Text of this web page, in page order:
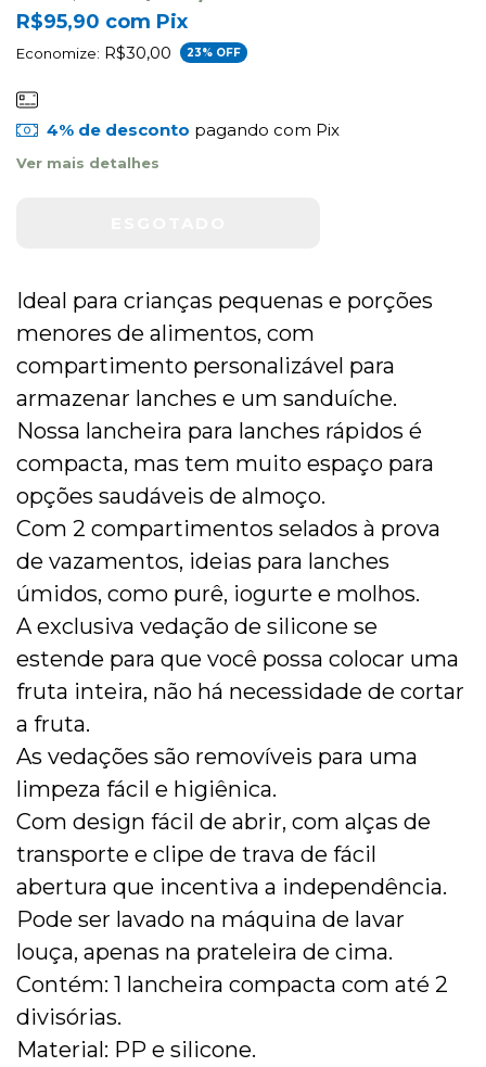
R$95,90 com Pix
Economize: R$30,00 23% OFF
4% de desconto pagando com Pix
Ver mais detalhes
Ideal para crianças pequenas e porções
menores de alimentos, com
compartimento personalizável para
armazenar lanches e um sanduíche.
Nossa lancheira para lanches rápidos é
compacta, mas tem muito espaço para
opções saudáveis de almoço.
Com 2 compartimentos selados à prova
de vazamentos, ideias para lanches
úmidos, como purê, iogurte e molhos.
A exclusiva vedação de silicone se
estende para que você possa colocar uma
fruta inteira, não há necessidade de cortar
a fruta.
As vedações são removíveis para uma
limpeza fácil e higiênica.
Com design fácil de abrir, com alças de
transporte e clipe de trava de fácil
abertura que incentiva a independência.
Pode ser lavado na máquina de lavar
louça, apenas na prateleira de cima.
Contém: 1 lancheira compacta com até 2
divisórias.
Material: PP e silicone.